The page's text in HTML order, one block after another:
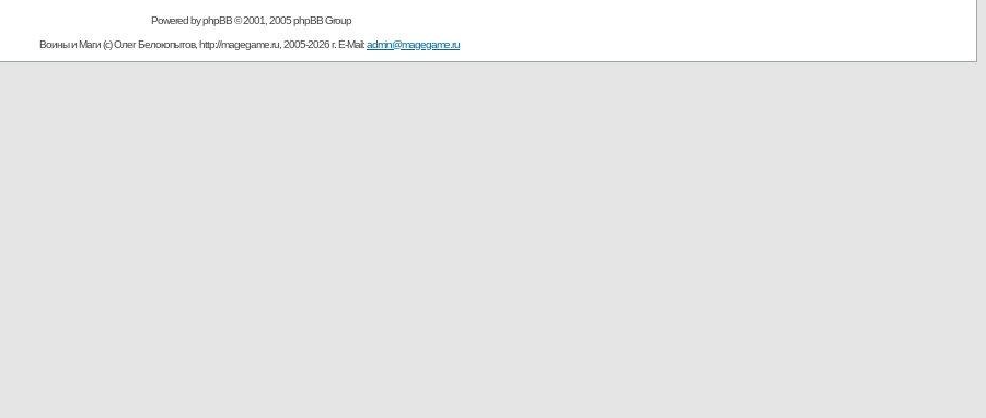
Powered byphpBB© 2001, 2005 phpBB Group
Воины и Маги (c) Олег Белокопытов, http://magegame.ru, 2005-2026 г. E-Mail:admin@magegame.ru